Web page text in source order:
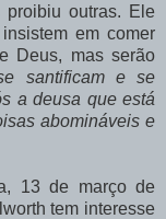
proibiu outras. Ele
em comer
Deus, mas serão
santificam e se
a deusa que está
abomináveis e
13 de março de
tem interesse